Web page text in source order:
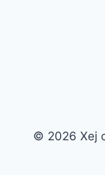
© 2026 Хеј